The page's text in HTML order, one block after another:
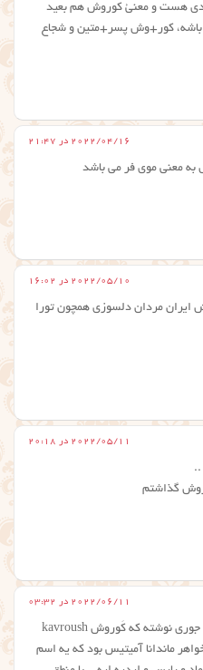
هست و معنئ کوروش هم بعید
کور+وش پسر+متین و شجاع
2022/04/16 در 21:47
به معنی موی فر می باشد
2022/05/10 در 16:02
مردان دلسوزی همچون تورا
2022/05/11 در 20:18
..
گذاشتم
2022/06/11 در 03:32
تو کتیبه بیستون که کوروش رو جوری نوشته که کَوروش kavroush
ماندانا آمیتیس بود که یه اسم